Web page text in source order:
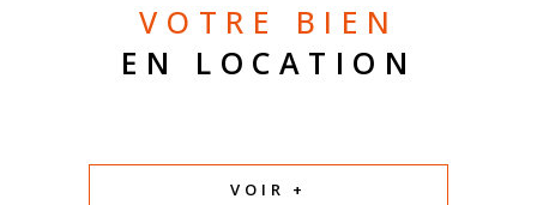
VOTRE BIEN
EN LOCATION
VOIR +